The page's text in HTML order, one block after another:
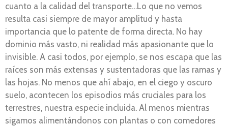
cuanto a la calidad del transporte…Lo que no vemos
resulta casi siempre de mayor amplitud y hasta
importancia que lo patente de forma directa. No hay
dominio más vasto, ni realidad más apasionante que lo
invisible. A casi todos, por ejemplo, se nos escapa que las
raíces son más extensas y sustentadoras que las ramas y
las hojas. No menos que ahí abajo, en el ciego y oscuro
suelo, acontecen los episodios más cruciales para los
terrestres, nuestra especie incluida. Al menos mientras
sigamos alimentándonos con plantas o con comedores